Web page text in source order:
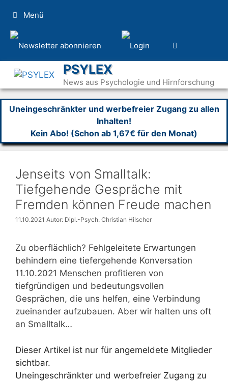
Inhalt
springen
Menü
PSYLEX
News aus Psychologie und Hirnforschung
Uneingeschränkter und werbefreier Zugang zu allen
Inhalten!
Kein Abo! (Schon ab 1,67€ für den Monat)
Jenseits von Smalltalk:
Tiefgehende Gespräche mit
Fremden können Freude machen
11.10.2021 Autor: Dipl.-Psych. Christian Hilscher
Zu oberflächlich? Fehlgeleitete Erwartungen
behindern eine tiefergehende Konversation
11.10.2021 Menschen profitieren von
tiefgründigen und bedeutungsvollen
Gesprächen, die uns helfen, eine Verbindung
zueinander aufzubauen. Aber wir halten uns oft
an Smalltalk…
Dieser Artikel ist nur für angemeldete Mitglieder
sichtbar.
Uneingeschränkter und werbefreier Zugang zu